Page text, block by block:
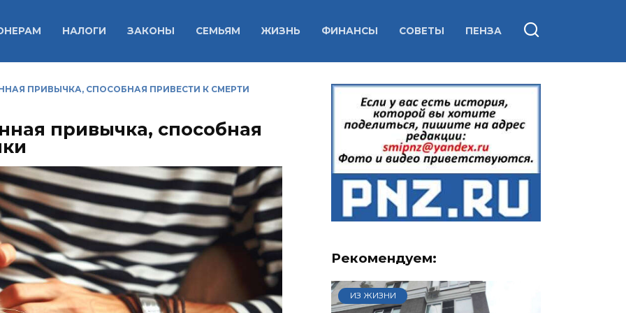
НАЛОГИ ЗАКОНЫ СЕМЬЯМ ЖИЗНЬ ФИНАНСЫ СОВЕТЫ ПЕНЗА
ПРИВЫЧКА, СПОСОБНАЯ ПРИВЕСТИ К СМЕРТИ
привычка, способная
Рекомендуем:
ИЗ ЖИЗНИ